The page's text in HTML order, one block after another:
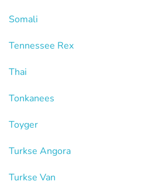
Somali
Tennessee Rex
Thai
Tonkanees
Toyger
Turkse Angora
Turkse Van